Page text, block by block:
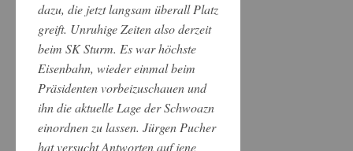
dazu, die jetzt langsam überall Platz
greift. Unruhige Zeiten also derzeit
beim SK Sturm. Es war höchste
Eisenbahn, wieder einmal beim
Präsidenten vorbeizuschauen und
ihn die aktuelle Lage der Schwoazn
einordnen zu lassen. Jürgen Pucher
hat versucht Antworten auf jene